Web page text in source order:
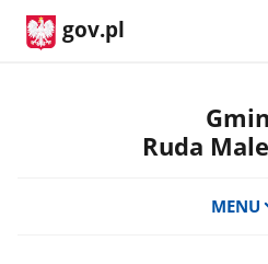
gov.pl
Ruda
MENU